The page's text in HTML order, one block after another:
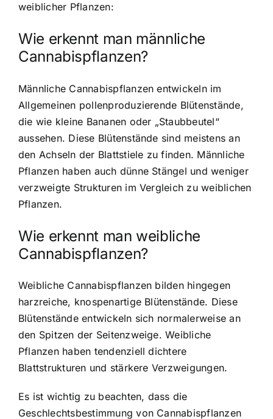
weiblicher Pflanzen:
Wie erkennt man männliche
Cannabispflanzen?
Männliche Cannabispflanzen entwickeln im
Allgemeinen pollenproduzierende Blütenstände,
die wie kleine Bananen oder „Staubbeutel“
aussehen. Diese Blütenstände sind meistens an
den Achseln der Blattstiele zu finden. Männliche
Pflanzen haben auch dünne Stängel und weniger
verzweigte Strukturen im Vergleich zu weiblichen
Pflanzen.
Wie erkennt man weibliche
Cannabispflanzen?
Weibliche Cannabispflanzen bilden hingegen
harzreiche, knospenartige Blütenstände. Diese
Blütenstände entwickeln sich normalerweise an
den Spitzen der Seitenzweige. Weibliche
Pflanzen haben tendenziell dichtere
Blattstrukturen und stärkere Verzweigungen.
Es ist wichtig zu beachten, dass die
Geschlechtsbestimmung von Cannabispflanzen